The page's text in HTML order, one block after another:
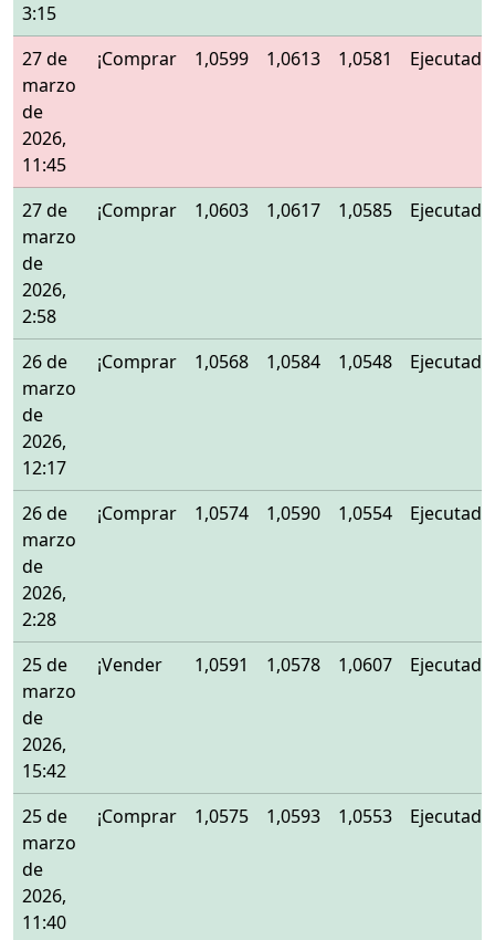
3:15
27 de
marzo
de
2026,
11:45
¡Comprar 1,0599 1,0613 1,0581 Ejecutado
27 de
marzo
de
2026,
2:58
¡Comprar 1,0603 1,0617 1,0585 Ejecutado
26 de
marzo
de
2026,
12:17
¡Comprar 1,0568 1,0584 1,0548 Ejecutado
26 de
marzo
de
2026,
2:28
¡Comprar 1,0574 1,0590 1,0554 Ejecutado
25 de
marzo
de
2026,
15:42
¡Vender 1,0591 1,0578 1,0607 Ejecutado
25 de
marzo
de
2026,
11:40
¡Comprar 1,0575 1,0593 1,0553 Ejecutado